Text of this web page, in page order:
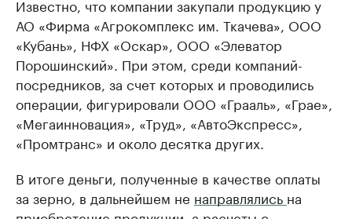
Известно, что компании закупали продукцию у
АО «Фирма «Агрокомплекс им. Ткачева», ООО
«Кубань», НФХ «Оскар», ООО «Элеватор
Порошинский». При этом, среди компаний-
посредников, за счет которых и проводились
операции, фигурировали ООО «Грааль», «Грае»,
«Мегаинновация», «Труд», «АвтоЭкспресс»,
«Промтранс» и около десятка других.
В итоге деньги, полученные в качестве оплаты
за зерно, в дальнейшем не направлялись на